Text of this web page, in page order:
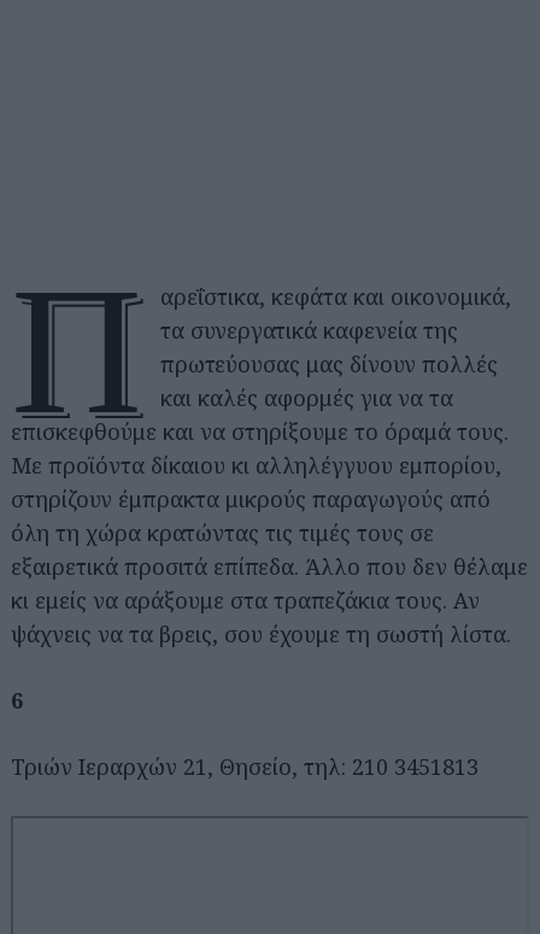
Π
αρεΐστικα, κεφάτα και οικονομικά,
τα συνεργατικά καφενεία της
πρωτεύουσας μας δίνουν πολλές
και καλές αφορμές για να τα
επισκεφθούμε και να στηρίξουμε το όραμά τους.
Με προϊόντα δίκαιου κι αλληλέγγυου εμπορίου,
στηρίζουν έμπρακτα μικρούς παραγωγούς από
όλη τη χώρα κρατώντας τις τιμές τους σε
εξαιρετικά προσιτά επίπεδα. Άλλο που δεν θέλαμε
κι εμείς να αράξουμε στα τραπεζάκια τους. Αν
ψάχνεις να τα βρεις, σου έχουμε τη σωστή λίστα.
6
Τριών Ιεραρχών 21, Θησείο, τηλ: 210 3451813